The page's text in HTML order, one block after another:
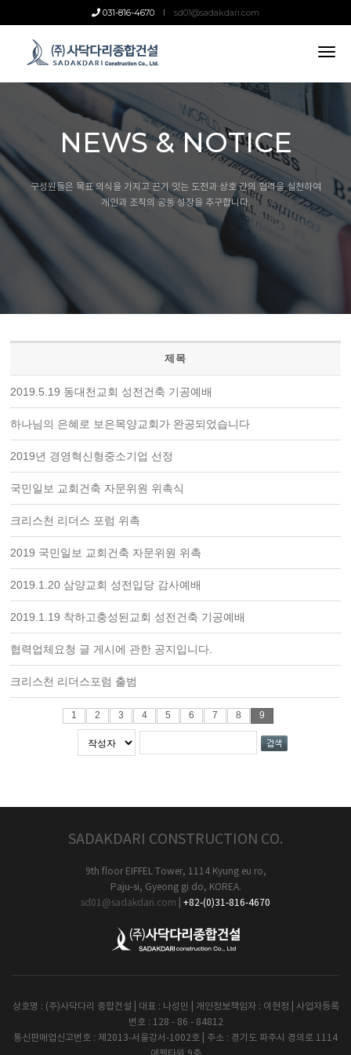
031-816-4670 sd01@sadakdari.com
NEWS & NOTICE
구성원들은 목표 의식을 가지고 끈기 잇는 도전과 상호 간의 협력을 실천하여
개인과 조직의 공동 성장을 추구합니다.
제목
2019.5.19 동대천교회 성전건축 기공예배
하나님의 은혜로 보은목양교회가 완공되었습니다
2019년 경영혁신형중소기업 선정
국민일보 교회건축 자문위원 위촉식
크리스천 리더스 포럼 위촉
2019 국민일보 교회건축 자문위원 위촉
2019.1.20 삼양교회 성전입당 감사예배
2019.1.19 착하고충성된교회 성전건축 기공예배
협력업체요청 글 게시에 관한 공지입니다.
크리스천 리더스포럼 출범
1 2 3 4 5 6 7 8 9
SADAKDARI CONSTRUCTION CO.
9th floor EIFFEL Tower, 1114 Kyung eu ro,
Paju-si, Gyeong gi do, KOREA.
sd01@sadakdari.com
+82-(0)31-816-4670
상호명 : (주)사닥다리 종합건설 | 대표 : 나성민 | 개인정보책임자 : 이현정 | 사업자등록
번호 : 128 - 86 - 84812
통신판매업신고번호 : 제2013-서울강서-1002호 | 주소 : 경기도 파주시 경의로 1114